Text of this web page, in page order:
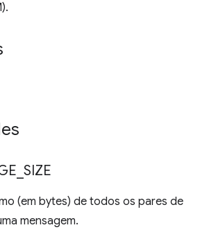
SIZE
(em bytes) de todos os pares de
mensagem.